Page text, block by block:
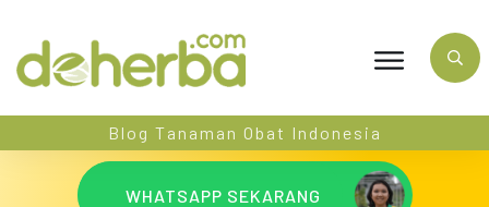
Blog Tanaman Obat Indonesia
WHATSAPP SEKARANG